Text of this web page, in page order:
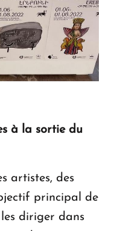
à la sortie du
artistes, des
principal de
diriger dans